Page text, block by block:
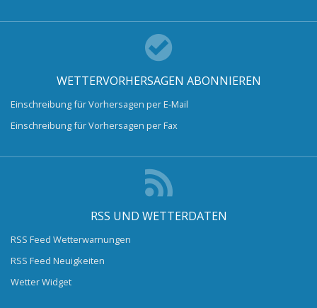
WETTERVORHERSAGEN ABONNIEREN
Einschreibung für Vorhersagen per E-Mail
Einschreibung für Vorhersagen per Fax
RSS UND WETTERDATEN
RSS Feed Wetterwarnungen
RSS Feed Neuigkeiten
Wetter Widget